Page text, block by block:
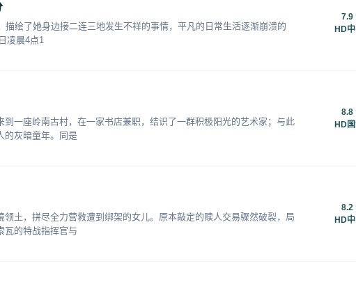
描绘了她身边接二连三地发生不祥的事情，平凡的日常生活逐渐崩溃的
凌晨4点1
7.9
HD
一座岭南古村，在一家书店兼职，结识了一群积极阳光的艺术家；与此
的灰暗童年。同是
8.8
HD
土，拼尽全力营救遭到绑架的女儿。原本敲定的赎人交易骤然破裂，局
瓦的特战指挥官与
8.2
HD